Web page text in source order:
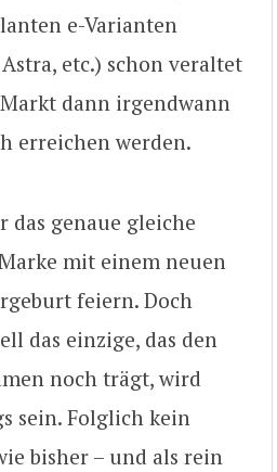
e-Varianten
etc.) schon veraltet
dann irgendwann
erreichen werden.
das genaue gleiche
mit einem neuen
feiern. Doch
das einzige, das den
noch trägt, wird
sein. Folglich kein
bisher – und als rein